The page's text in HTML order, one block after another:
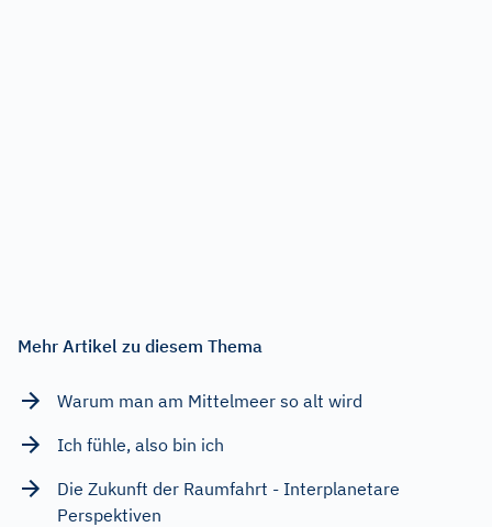
Mehr Artikel zu diesem Thema
Warum man am Mittelmeer so alt wird
Ich fühle, also bin ich
Die Zukunft der Raumfahrt - Interplanetare
Perspektiven